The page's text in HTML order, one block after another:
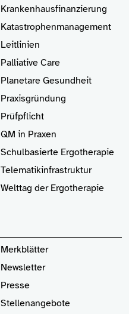
Krankenhaus­finanzierung
Katastrophenmanagement
Leitlinien
Palliative Care
Planetare Gesundheit
Praxisgründung
Prüfpflicht
QM in Praxen
Schulbasierte Ergotherapie
Telematikinfrastruktur
Welttag der Ergotherapie
Merkblätter
Newsletter
Presse
Stellenangebote